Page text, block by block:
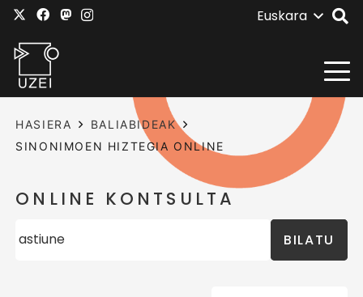
Euskara
HASIERA
BALIABIDEAK
SINONIMOEN HIZTEGIA ONLINE
ONLINE KONTSULTA
BILATU